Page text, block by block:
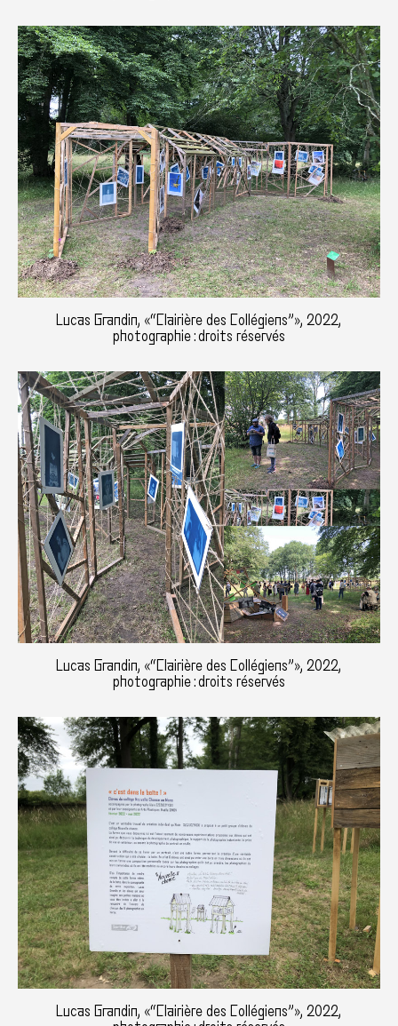
Lucas Grandin, «“Clairière des Collégiens”», 2022,
photographie : droits réservés
Lucas Grandin, «“Clairière des Collégiens”», 2022,
photographie : droits réservés
Lucas Grandin, «“Clairière des Collégiens”», 2022,